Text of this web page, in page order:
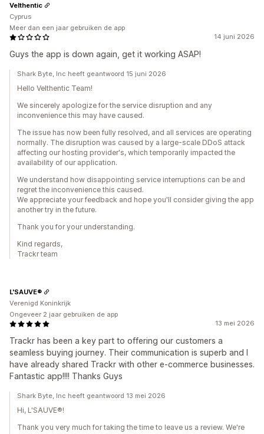
14 juni 2026
Guys the app is down again, get it working ASAP!
Velthentic
Cyprus
Meer dan een jaar gebruiken de app
Shark Byte, Inc heeft geantwoord 15 juni 2026
Hello Velthentic Team!
We sincerely apologize for the service disruption and any
inconvenience this may have caused.
The issue has now been fully resolved, and all services are operating
normally. The disruption was caused by a large-scale DDoS attack
affecting our hosting provider's, which temporarily impacted the
availability of our application.
We understand how disappointing service interruptions can be and
regret the inconvenience this caused.
We appreciate your feedback and hope you'll consider giving the app
another try in the future.
Thank you for your understanding.
Kind regards,
Trackr team
13 mei 2026
Trackr has been a key part to offering our customers a
seamless buying journey. Their communication is superb and I
have already shared Trackr with other e-commerce businesses.
Fantastic app!!!! Thanks Guys
L'SAUVE®
Verenigd Koninkrijk
Ongeveer 2 jaar gebruiken de app
Shark Byte, Inc heeft geantwoord 13 mei 2026
Hi, L'SAUVE®!
Thank you very much for taking the time to leave us a review. We're